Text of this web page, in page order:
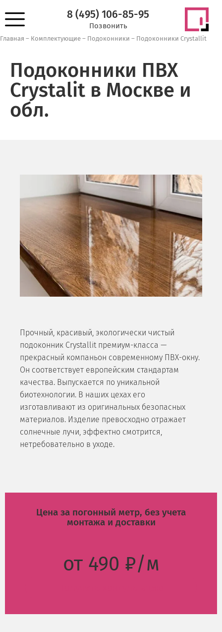
8 (495) 106-85-95
Позвонить
Главная – Комплектующие – Подоконники – Подоконники Crystallit
Подоконники ПВХ
Crystalit в Москве и
обл.
Прочный, красивый, экологически чистый
подоконник Crystallit премиум-класса —
прекрасный компаньон современному ПВХ-окну.
Он соответствует европейским стандартам
качества. Выпускается по уникальной
биотехнологии. В наших цехах его
изготавливают из оригинальных безопасных
материалов. Изделие превосходно отражает
солнечные лучи, эффектно смотрится,
нетребовательно в уходе.
Цена за погонный метр, без учета
монтажа и доставки
от 490 ₽/м